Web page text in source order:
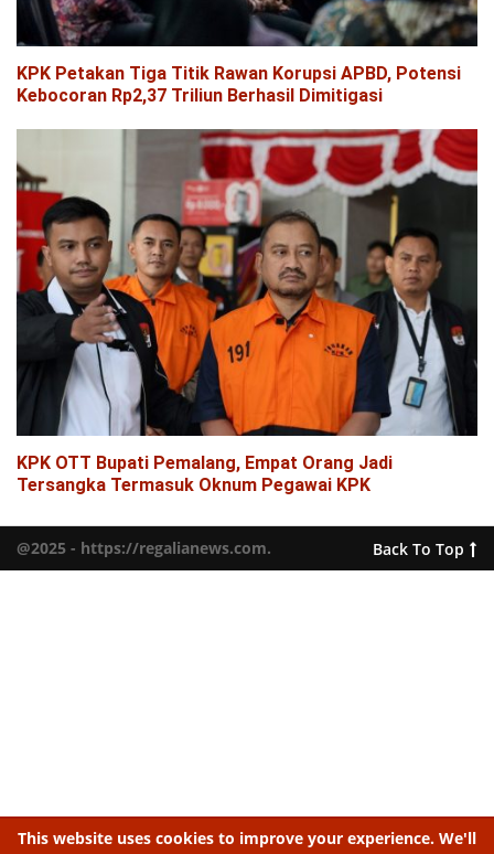
KPK Petakan Tiga Titik Rawan Korupsi APBD, Potensi
Kebocoran Rp2,37 Triliun Berhasil Dimitigasi
KPK OTT Bupati Pemalang, Empat Orang Jadi
Tersangka Termasuk Oknum Pegawai KPK
@2025 - https://regalianews.com. Back To Top
This website uses cookies to improve your experience. We'll